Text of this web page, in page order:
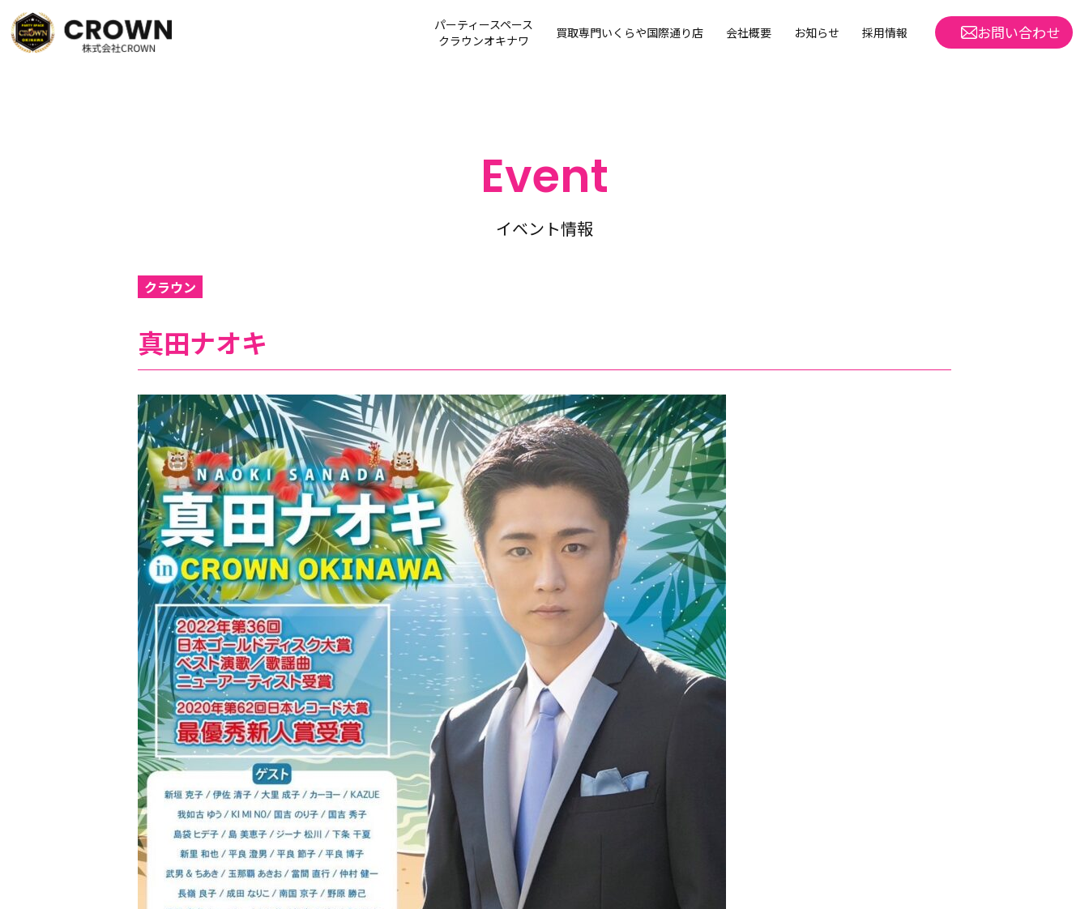
パーティースペース
クラウンオキナワ
買取専門いくらや国際通り店 会社概要 お知らせ 採用情報 お問い合わせ
Event
イベント情報
クラウン
真田ナオキ